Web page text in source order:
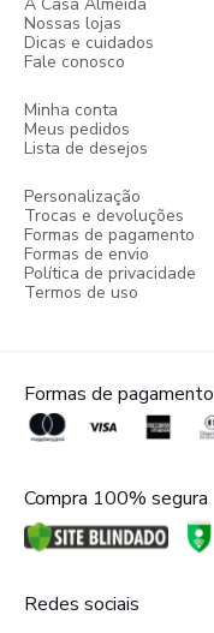
Nossas lojas
Dicas e cuidados
Fale conosco
Minha conta
Meus pedidos
Lista de desejos
Personalização
Trocas e devoluções
Formas de pagamento
Formas de envio
Política de privacidade
Termos de uso
Formas de pagamento
Compra 100% segura
Redes sociais